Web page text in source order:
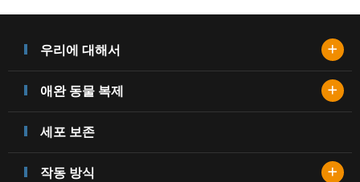
우리에 대해서 +
애완 동물 복제 +
세포 보존
작동 방식 +